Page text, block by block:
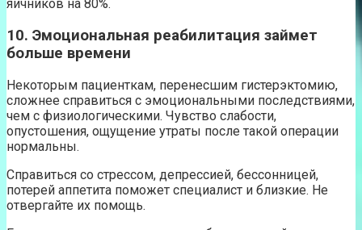
яичников на 80%.
10. Эмоциональная реабилитация займет
больше времени
Некоторым пациенткам, перенесшим гистерэктомию,
сложнее справиться с эмоциональными последствиями,
чем с физиологическими. Чувство слабости,
опустошения, ощущение утраты после такой операции
нормальны.
Справиться со стрессом, депрессией, бессонницей,
потерей аппетита поможет специалист и близкие. Не
отвергайте их помощь.